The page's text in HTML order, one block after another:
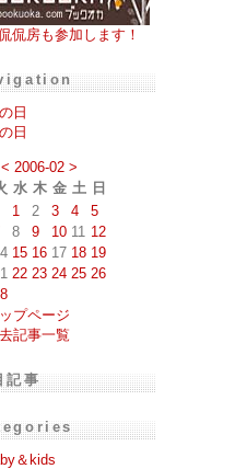
侃房も参加します！
日
日
< 2006-02 >
水 木 金 土 日
1
2 3 4
5
8 9 10 11 12
15 16 17 18 19
22 23 24 25 26
プページ
記事一覧
記事
＆kids